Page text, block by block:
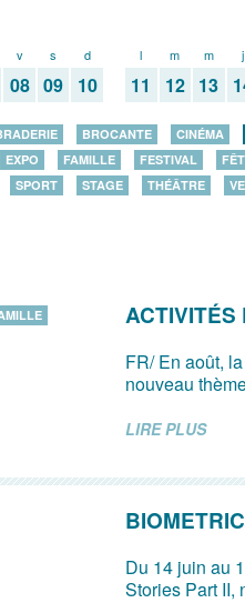
v
08
s
09
d
10
l
11
m
12
m
13
j
BROCANTE CINÉMA
EXPO FAMILLE FESTIVAL
SPORT STAGE THÉÂTRE
FR/ En août,
nouveau
LIRE PLUS
Du 14 juin au
Stories Part II,